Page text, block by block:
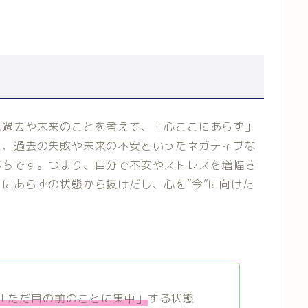
去や未来のことを考えて、「心ここにあらず」
過去の失敗や未来の不安といったネガティブな
です。つまり、自分で不安やストレスを増幅さ
あらずの状態から抜けだし、心を”今”に向けた
ただ目の前のことに集中」する状態